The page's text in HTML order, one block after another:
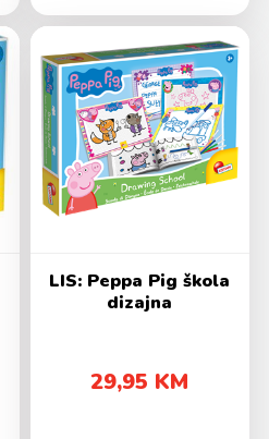
LIS: Peppa Pig škola
dizajna
29,95 KM